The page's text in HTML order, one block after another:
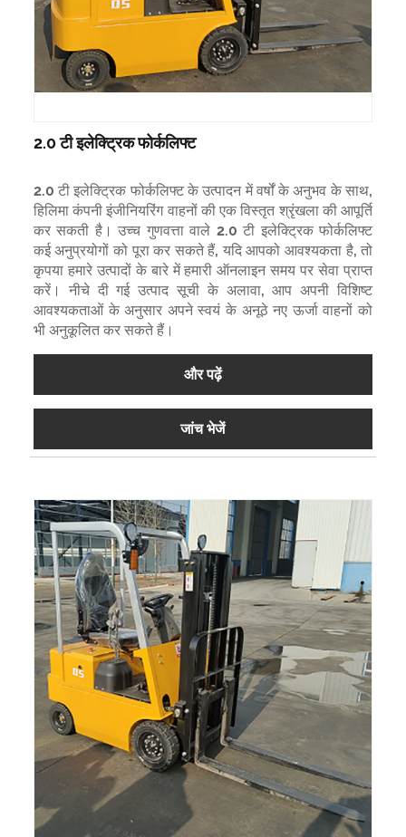
2.0 टी इलेक्ट्रिक फोर्कलिफ्ट
2.0 टी इलेक्ट्रिक फोर्कलिफ्ट के उत्पादन में वर्षों के अनुभव के साथ,
हिलिमा कंपनी इंजीनियरिंग वाहनों की एक विस्तृत श्रृंखला की आपूर्ति
कर सकती है। उच्च गुणवत्ता वाले 2.0 टी इलेक्ट्रिक फोर्कलिफ्ट
कई अनुप्रयोगों को पूरा कर सकते हैं, यदि आपको आवश्यकता है, तो
कृपया हमारे उत्पादों के बारे में हमारी ऑनलाइन समय पर सेवा प्राप्त
करें। नीचे दी गई उत्पाद सूची के अलावा, आप अपनी विशिष्ट
आवश्यकताओं के अनुसार अपने स्वयं के अनूठे नए ऊर्जा वाहनों को
भी अनुकूलित कर सकते हैं।
और पढ़ें
जांच भेजें